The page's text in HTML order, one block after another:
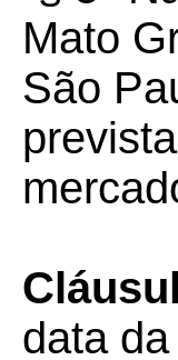
Mato
São
data